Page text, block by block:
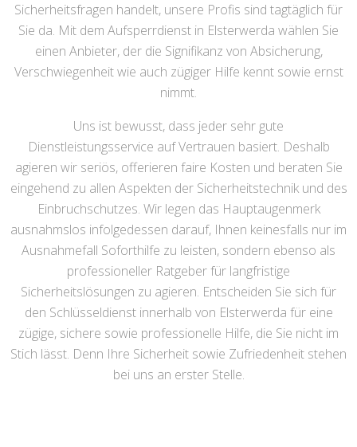
Sicherheitsfragen handelt, unsere Profis sind tagtäglich für
Sie da. Mit dem Aufsperrdienst in Elsterwerda wählen Sie
einen Anbieter, der die Signifikanz von Absicherung,
Verschwiegenheit wie auch zügiger Hilfe kennt sowie ernst
nimmt.
Uns ist bewusst, dass jeder sehr gute
Dienstleistungsservice auf Vertrauen basiert. Deshalb
agieren wir seriös, offerieren faire Kosten und beraten Sie
eingehend zu allen Aspekten der Sicherheitstechnik und des
Einbruchschutzes. Wir legen das Hauptaugenmerk
ausnahmslos infolgedessen darauf, Ihnen keinesfalls nur im
Ausnahmefall Soforthilfe zu leisten, sondern ebenso als
professioneller Ratgeber für langfristige
Sicherheitslösungen zu agieren. Entscheiden Sie sich für
den Schlüsseldienst innerhalb von Elsterwerda für eine
zügige, sichere sowie professionelle Hilfe, die Sie nicht im
Stich lässt. Denn Ihre Sicherheit sowie Zufriedenheit stehen
bei uns an erster Stelle.